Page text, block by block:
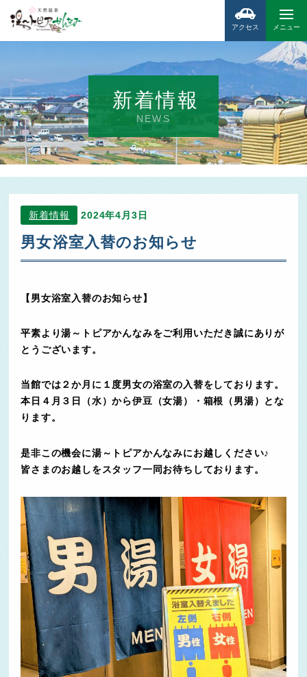
メニュー
アクセス
新着情報
NEWS
新着情報 2024年4月3日
男女浴室入替のお知らせ
【男女浴室入替のお知らせ】
平素より湯～トピアかんなみをご利用いただき誠にありが
とうございます。
当館では２か月に１度男女の浴室の入替をしております。
本日４月３日（水）から伊豆（女湯）・箱根（男湯）とな
ります。
是非この機会に湯～トピアかんなみにお越しください♪
皆さまのお越しをスタッフ一同お待ちしております。